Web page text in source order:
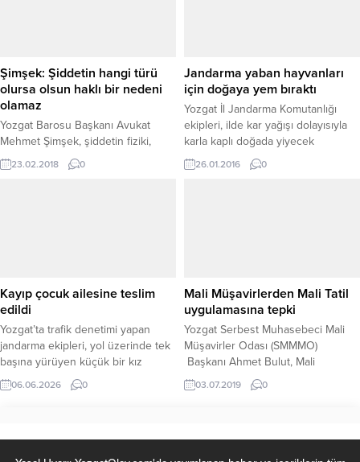
Şimşek: Şiddetin hangi türü
olursa olsun haklı bir nedeni
olamaz
Yozgat Barosu Başkanı Avukat
Mehmet Şimşek, şiddetin fiziki,
ekonomik, psikolojik ve cinsel
şiddet gibi çeşitleri olduğunu
23.02.2018 0
Jandarma yaban hayvanları
için doğaya yem bıraktı
Yozgat İl Jandarma Komutanlığı
ekipleri, ilde kar yağışı dolayısıyla
karla kaplı doğada yiyecek
bulmakta zorlanan yaban hayvanları
için doğaya yem bıraktı.
unutmadı. Jandarma ekipleri
aldıkları buğday ve bayat...
26.01.2016 0
Kayıp çocuk ailesine teslim
edildi
Yozgat’ta trafik denetimi yapan
jandarma ekipleri, yol üzerinde tek
başına yürüyen küçük bir kız
çocuğunu fark ederek olası bir
olumsuzluğun önüne geçti. Yapılan
çocuk, sağlıklı bir şekilde ailesine
teslim edildi. Yozgat Merkez İlçe
06.06.2026 0
Mali Müşavirlerden Mali Tatil
uygulamasına tepki
Yozgat Serbest Muhasebeci Mali
Müşavirler Odası (SMMMO)
Başkanı Ahmet Bulut, Mali
Müşavirlerin, tatil yapmaktan ziyade
bürosundan bile ayrılamadığını
amacına uygun olarak yeniden
revize edilmesi ve hayata
03.07.2019 0